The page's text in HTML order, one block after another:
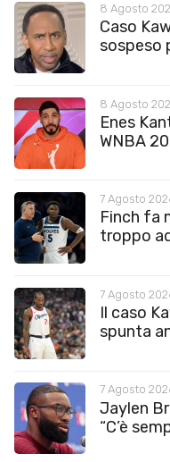
8 Agosto
Caso
sospeso
8 Agosto
Enes
WNBA
7 Agosto
Finch fa
troppo
7 Agosto
Il caso
spunta
7 Agosto
Jaylen
“C’è